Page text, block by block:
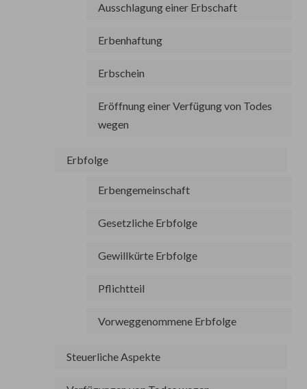
Ausschlagung einer Erbschaft
Erbenhaftung
Erbschein
Eröffnung einer Verfügung von Todes
wegen
Erbfolge
Erbengemeinschaft
Gesetzliche Erbfolge
Gewillkürte Erbfolge
Pflichtteil
Vorweggenommene Erbfolge
Steuerliche Aspekte